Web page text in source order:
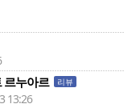
르누아르 리뷰
13:26